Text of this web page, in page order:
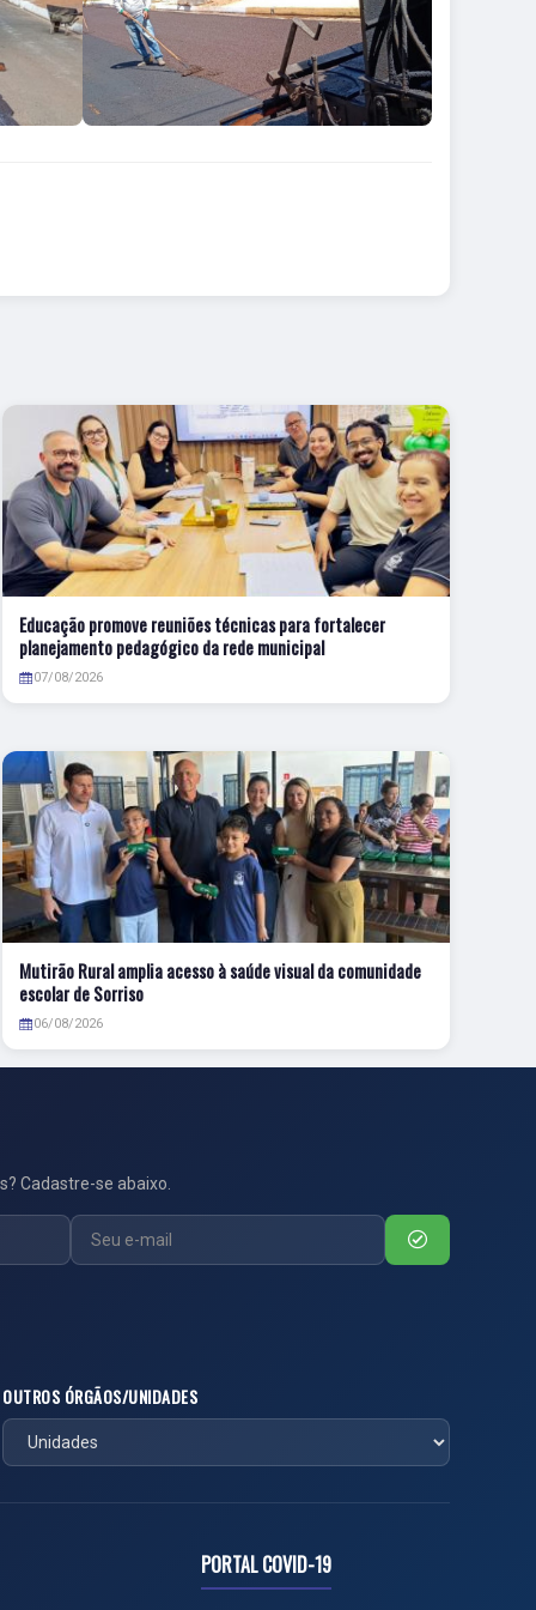
Educação promove reuniões técnicas para fortalecer
planejamento pedagógico da rede municipal
07/08/2026
Mutirão Rural amplia acesso à saúde visual da comunidade
escolar de Sorriso
06/08/2026
Cadastre-se abaixo.
OUTROS ÓRGÃOS/UNIDADES
PORTAL COVID-19